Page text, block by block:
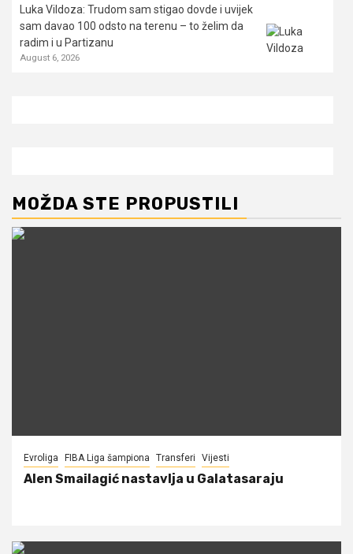
Luka Vildoza: Trudom sam stigao dovde i uvijek
sam davao 100 odsto na terenu – to želim da
radim i u Partizanu
August 6, 2026
MOŽDA STE PROPUSTILI
Evroliga FIBA Liga šampiona Transferi Vijesti
Alen Smailagić nastavlja u Galatasaraju